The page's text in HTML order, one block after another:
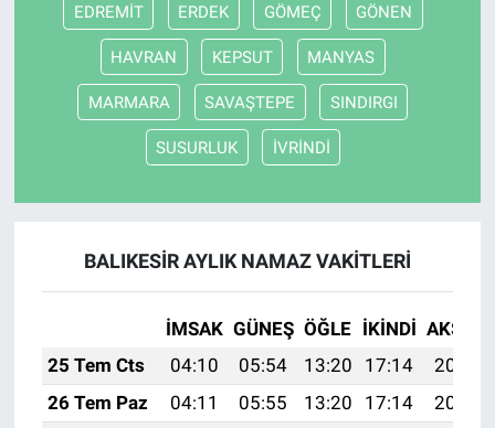
EDREMİT ERDEK GÖMEÇ GÖNEN
HAVRAN KEPSUT MANYAS
MARMARA SAVAŞTEPE SINDIRGI
SUSURLUK İVRİNDİ
BALIKESİR AYLIK NAMAZ VAKITLERI
İMSAK GÜNEŞ ÖĞLE İKINDI AKŞAM
25 Tem Cts
04:10 05:54 13:20 17:14
20:36
26 Tem Paz
04:11 05:55 13:20 17:14
20:35